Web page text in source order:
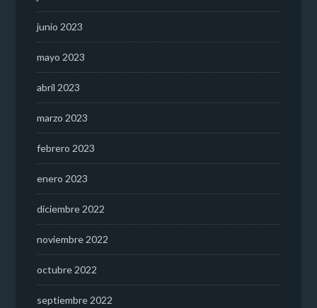
junio 2023
mayo 2023
abril 2023
marzo 2023
febrero 2023
enero 2023
diciembre 2022
noviembre 2022
octubre 2022
septiembre 2022